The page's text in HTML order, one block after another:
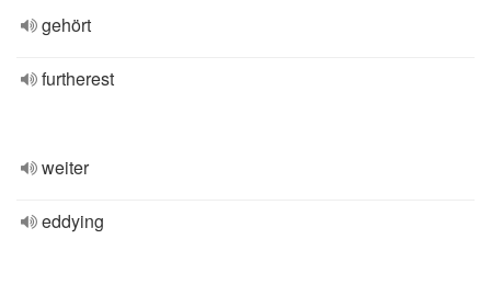
gehört
furtherest
weiter
eddying